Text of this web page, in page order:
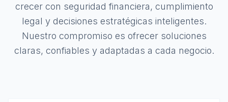
crecer con seguridad financiera, cumplimiento
legal y decisiones estratégicas inteligentes.
Nuestro compromiso es ofrecer soluciones
claras, confiables y adaptadas a cada negocio.